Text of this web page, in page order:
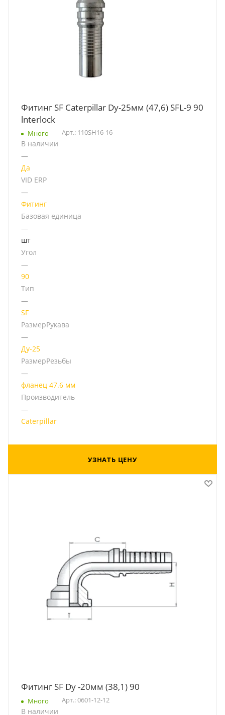
Фитинг SF Caterpillar Dy-25мм (47,6) SFL-9 90
lnterlock
Много Арт.: 110SH16-16
В наличии
—
Да
VID ERP
—
Фитинг
Базовая единица
—
шт
Угол
—
90
Тип
—
SF
РазмерРукава
—
Ду-25
РазмерРезьбы
—
фланец 47.6 мм
Производитель
—
Caterpillar
УЗНАТЬ ЦЕНУ
Фитинг SF Dу -20мм (38,1) 90
Много Арт.: 0601-12-12
В наличии